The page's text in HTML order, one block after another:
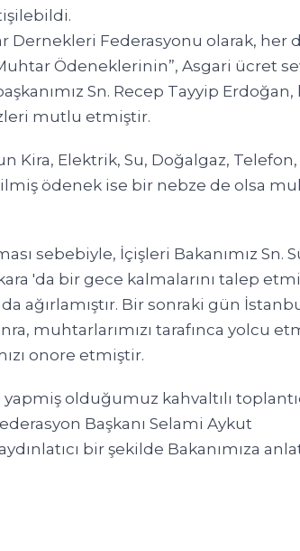
Dernekleri Federasyonu olarak, her
Ödeneklerinin”, Asgari ücret
Sn. Recep Tayyip
mutlu etmiştir.
Kira, Elektrik, Su, Doğalgaz, Telefon,
ödenek ise bir nebze de olsa
sebebiyle, İçişleri Bakanımız Sn.
'da bir gece kalmalarını talep
da ağırlamıştır. Bir sonraki gün
muhtarlarımızı tarafınca yolcu
onore etmiştir.
yapmiş olduğumuz kahvaltılı
Başkanı Selami Aykut
bir şekilde Bakanımıza